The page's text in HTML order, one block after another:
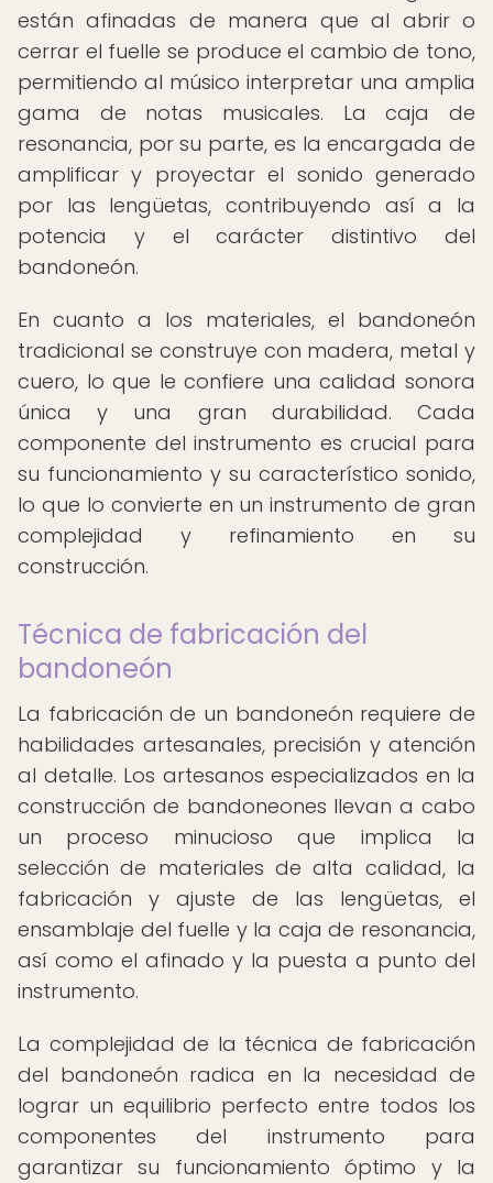
están afinadas de manera que al abrir o
cerrar el fuelle se produce el cambio de tono,
permitiendo al músico interpretar una amplia
gama de notas musicales. La caja de
resonancia, por su parte, es la encargada de
amplificar y proyectar el sonido generado
por las lengüetas, contribuyendo así a la
potencia y el carácter distintivo del
bandoneón.
En cuanto a los materiales, el bandoneón
tradicional se construye con madera, metal y
cuero, lo que le confiere una calidad sonora
única y una gran durabilidad. Cada
componente del instrumento es crucial para
su funcionamiento y su característico sonido,
lo que lo convierte en un instrumento de gran
complejidad y refinamiento en su
construcción.
Técnica de fabricación del
bandoneón
La fabricación de un bandoneón requiere de
habilidades artesanales, precisión y atención
al detalle. Los artesanos especializados en la
construcción de bandoneones llevan a cabo
un proceso minucioso que implica la
selección de materiales de alta calidad, la
fabricación y ajuste de las lengüetas, el
ensamblaje del fuelle y la caja de resonancia,
así como el afinado y la puesta a punto del
instrumento.
La complejidad de la técnica de fabricación
del bandoneón radica en la necesidad de
lograr un equilibrio perfecto entre todos los
componentes del instrumento para
garantizar su funcionamiento óptimo y la